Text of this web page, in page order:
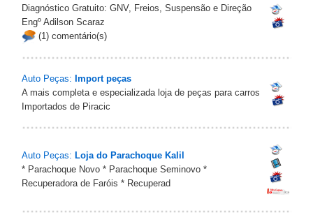
Diagnóstico Gratuito: GNV, Freios, Suspensão e Direção
Engº Adilson Scaraz
(1) comentário(s)
Auto Peças: Import peças
A mais completa e especializada loja de peças para carros
Importados de Piracic
Auto Peças: Loja do Parachoque Kalil
* Parachoque Novo * Parachoque Seminovo *
Recuperadora de Faróis * Recuperad